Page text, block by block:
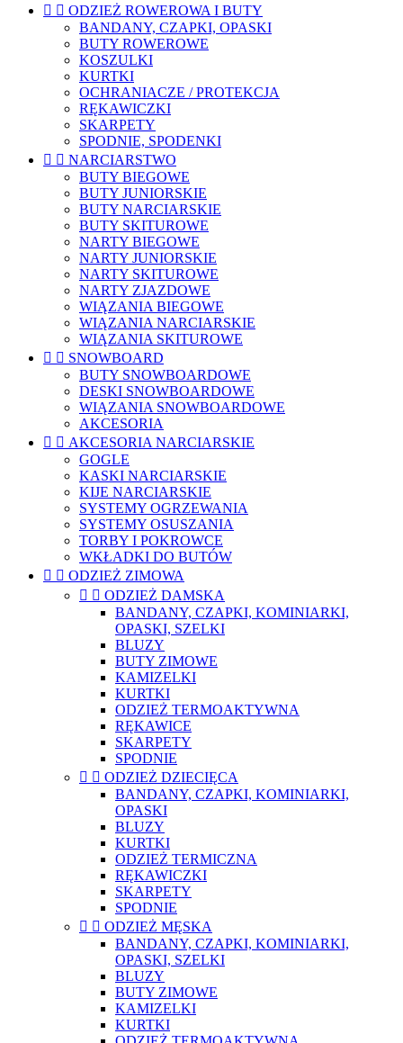
  ODZIEŻ ROWEROWA I BUTY
BANDANY, CZAPKI, OPASKI
BUTY ROWEROWE
KOSZULKI
KURTKI
OCHRANIACZE / PROTEKCJA
RĘKAWICZKI
SKARPETY
SPODNIE, SPODENKI
  NARCIARSTWO
BUTY BIEGOWE
BUTY JUNIORSKIE
BUTY NARCIARSKIE
BUTY SKITUROWE
NARTY BIEGOWE
NARTY JUNIORSKIE
NARTY SKITUROWE
NARTY ZJAZDOWE
WIĄZANIA BIEGOWE
WIĄZANIA NARCIARSKIE
WIĄZANIA SKITUROWE
  SNOWBOARD
BUTY SNOWBOARDOWE
DESKI SNOWBOARDOWE
WIĄZANIA SNOWBOARDOWE
AKCESORIA
  AKCESORIA NARCIARSKIE
GOGLE
KASKI NARCIARSKIE
KIJE NARCIARSKIE
SYSTEMY OGRZEWANIA
SYSTEMY OSUSZANIA
TORBY I POKROWCE
WKŁADKI DO BUTÓW
  ODZIEŻ ZIMOWA
  ODZIEŻ DAMSKA
BANDANY, CZAPKI, KOMINIARKI,
OPASKI, SZELKI
BLUZY
BUTY ZIMOWE
KAMIZELKI
KURTKI
ODZIEŻ TERMOAKTYWNA
RĘKAWICE
SKARPETY
SPODNIE
  ODZIEŻ DZIECIĘCA
BANDANY, CZAPKI, KOMINIARKI,
OPASKI
BLUZY
KURTKI
ODZIEŻ TERMICZNA
RĘKAWICZKI
SKARPETY
SPODNIE
  ODZIEŻ MĘSKA
BANDANY, CZAPKI, KOMINIARKI,
OPASKI, SZELKI
BLUZY
BUTY ZIMOWE
KAMIZELKI
KURTKI